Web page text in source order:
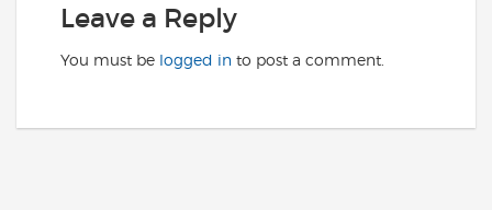
Leave a Reply
You must be logged in to post a comment.